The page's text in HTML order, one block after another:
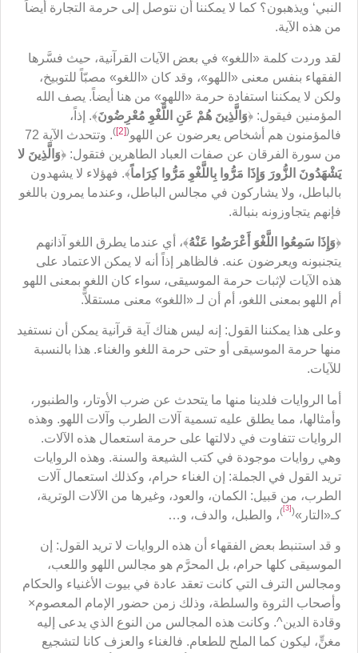
النبي‘ ويذهبون؟ كما لا يمكننا أن نتوصل إلى حرمة التجارة أيضاً
من هذه الآية.
لقد وردت كلمة «اللغو» في بعض الآيات القرآنية، حيث فسَّرها
الفقهاء بنفس معنى «اللهو»، وقد كان «اللغو» مصبّاً للتوبيخ،
ولكن لا يمكننا استفادة حرمة «اللهو» من هنا أيضاً. يصف الله
المؤمنين فيقول: ﴿وَالَّذِينَ هُمْ عَنِ اللَّغْوِ مُعْرِضُونَ﴾. إذاً،
فالمؤمنون هم أشخاص يعرضون عن اللهو(
[2]
)
. وتتحدث الآية 72
من سورة الفرقان عن صفات العباد الطاهرين فتقول: ﴿وَالَّذِينَ لا
يَشْهَدُونَ الزُّورَ وَإِذَا مَرُّوا بِاللَّغْوِ مَرُّوا كِرَاماً﴾. فهؤلاء لا يشهدون
بالباطل، ولا يشاركون في مجالس الباطل، وعندما يمرون باللغو
فإنهم يتجاوزونه بنبالة.
﴿وَإِذَا سَمِعُوا اللَّغْوَ أَعْرَضُوا عَنْهُ﴾، أي عندما يطرق اللغو آذانهم
يتجنبونه ويعرضون عنه. فالظاهر إذاً أنه لا يمكن الاعتماد على
هذه الآيات لإثبات حرمة الموسيقى، سواء كان اللغو بمعنى اللهو
أم اللهو بمعنى اللغو، أم أن لـ «اللغو» معنى مستقلاًّ.
وعلى هذا يمكننا القول: إنه ليس هناك آية قرآنية يمكن أن نستفيد
منها حرمة الموسيقى أو حتى حرمة اللغو والغناء. هذا بالنسبة
للآيات.
أما الروايات فلدينا منها ما يتحدث عن ضرب الأوتار، والطنبور،
وأمثالها، مما يطلق عليه تسمية آلات الطرب وآلات اللهو. وهذه
الروايات تتفاوت في دلالتها على حرمة استعمال هذه الآلات.
وهي روايات موجودة في كتب الشيعة والسنة. وهذه الروايات
تريد القول في الجملة: إن الغناء حرام، وكذلك استعمال آلات
الطرب، من قبيل: الكمان، والعود، وغيرها من الآلات الوترية،
كـ«التار»(
[3]
)، والطبل، والدف، و…
و قد استنبط بعض الفقهاء أن هذه الروايات لا تريد القول: إن
الموسيقى كلها حرام، بل المحرَّم هو مجالس اللهو واللعب،
ومجالس الترف التي كانت تعقد عادة في بيوت الأغنياء والحكام
وأصحاب الثروة والسلطة، وذلك زمن حضور الإمام المعصوم×
وقادة الدين^. وكانت هذه المجالس من النوع الذي يدعى إليه
مغنٍّ، ليكون كما الملح للطعام. فالغناء والعزف كانا لتشجيع